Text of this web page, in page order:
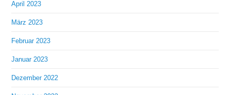
April 2023
März 2023
Februar 2023
Januar 2023
Dezember 2022